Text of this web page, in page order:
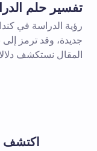
تفسير حلم
رؤية الدراسة في
جديدة، وقد ترمز
المقال نستكشف
اكتشف